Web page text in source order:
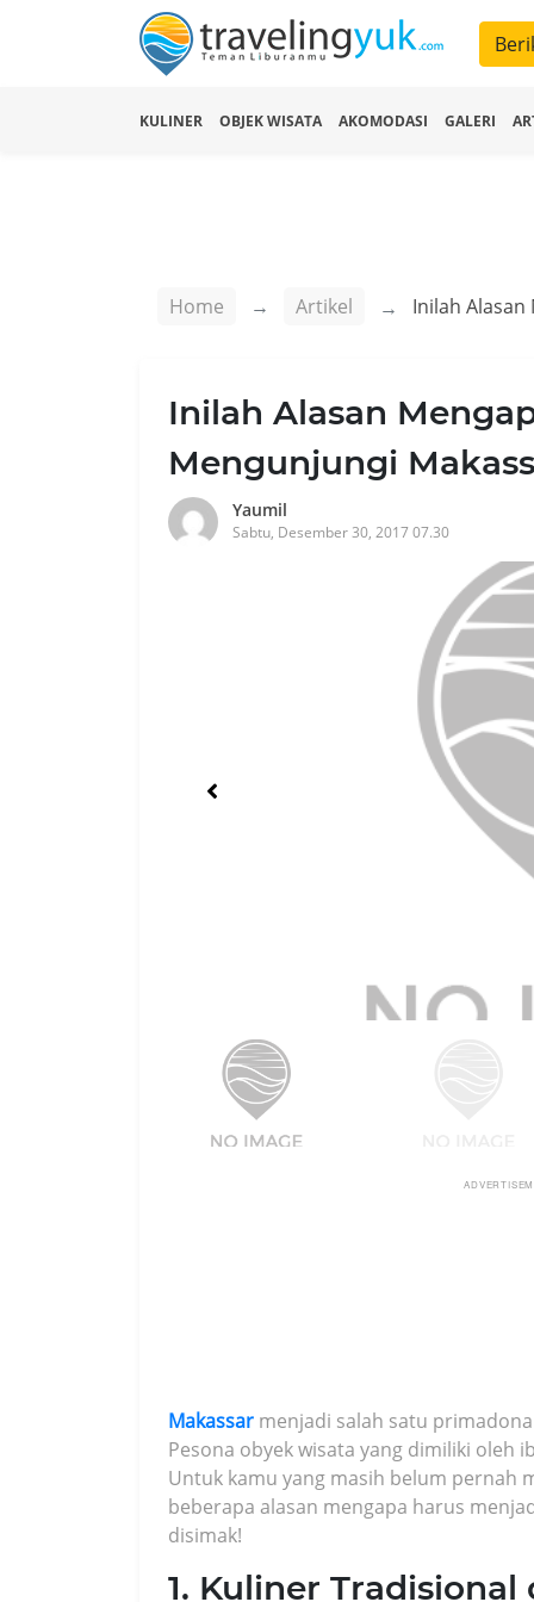
KULINER OBJEK WISATA AKOMODASI GALERI
Home Artikel
Inilah Alasan
Mengunjungi
Yaumil
Sabtu, Desember 30, 2017 07.30
Makassar menjadi salah satu
Pesona obyek wisata yang dimiliki oleh
Untuk kamu yang masih belum pernah
beberapa alasan mengapa harus
disimak!
1. Kuliner